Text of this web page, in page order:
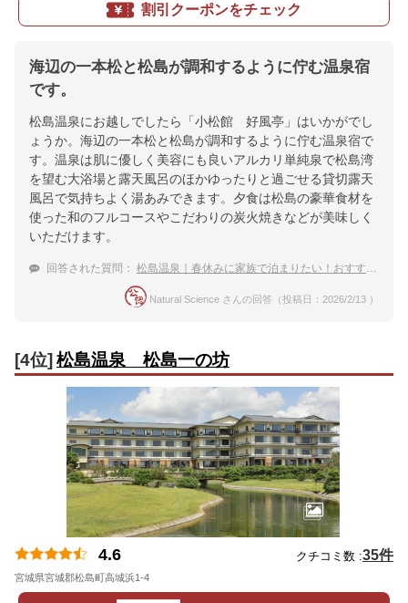
割引クーポンをチェック
海辺の一本松と松島が調和するように佇む温泉宿
です。
松島温泉にお越しでしたら「小松館 好風亭」はいかがでし
ょうか。海辺の一本松と松島が調和するように佇む温泉宿で
す。温泉は肌に優しく美容にも良いアルカリ単純泉で松島湾
を望む大浴場と露天風呂のほかゆったりと過ごせる貸切露天
風呂で気持ちよく湯あみできます。夕食は松島の豪華食材を
使った和のフルコースやこだわりの炭火焼きなどが美味しく
いただけます。
回答された質問： 松島温泉｜春休みに家族で泊まりたい！おすすめの宿は？
Natural Science さんの回答（投稿日：2026/2/13 ）
[4位] 松島温泉 松島一の坊
4.6 クチコミ数 :35件
宮城県宮城郡松島町高城浜1-4